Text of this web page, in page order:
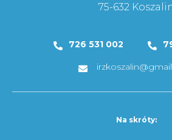
75-632
726 531 002
Na skróty: